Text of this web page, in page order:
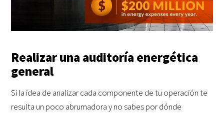
Realizar una auditoría energética
general
Si la idea de analizar cada componente de tu operación te
resulta un poco abrumadora y no sabes por dónde